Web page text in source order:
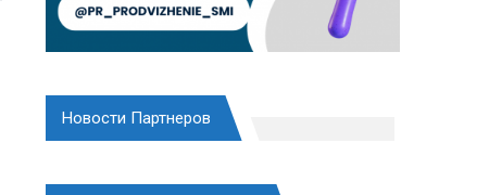
Новости Партнеров